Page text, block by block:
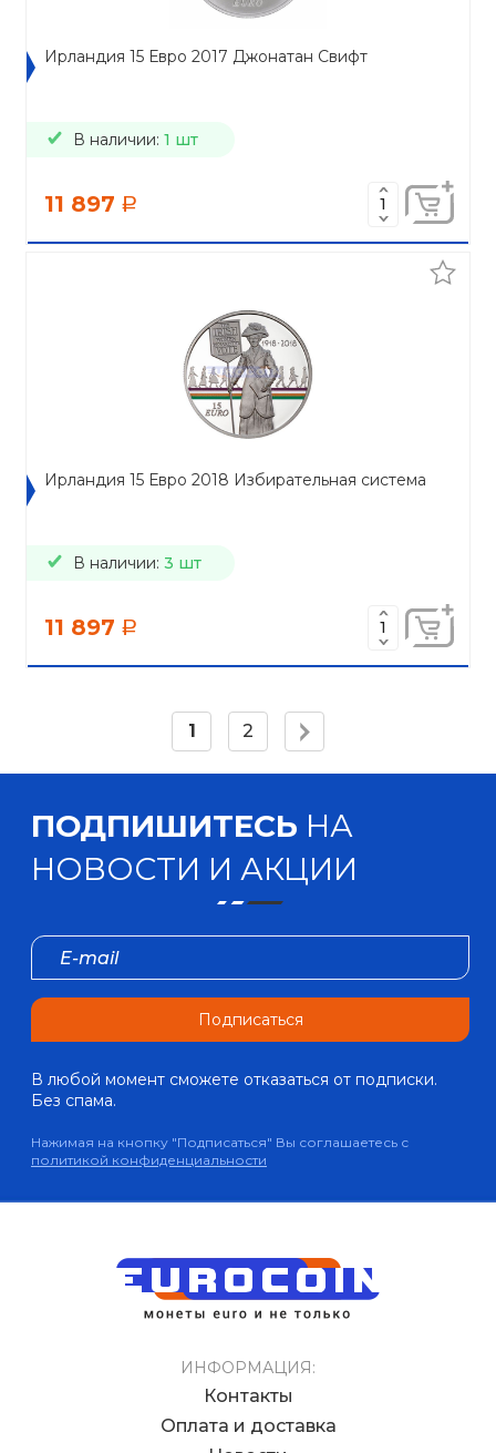
Ирландия 15 Евро 2017 Джонатан Свифт
В наличии: 1 шт
11 897 a
Ирландия 15 Евро 2018 Избирательная система
В наличии: 3 шт
11 897 a
1 2
ПОДПИШИТЕСЬ НА
НОВОСТИ И АКЦИИ
Подписаться
В любой момент сможете отказаться от подписки.
Без спама.
Нажимая на кнопку "Подписаться" Вы соглашаетесь с
политикой конфиденциальности
ИНФОРМАЦИЯ:
Контакты
Оплата и доставка